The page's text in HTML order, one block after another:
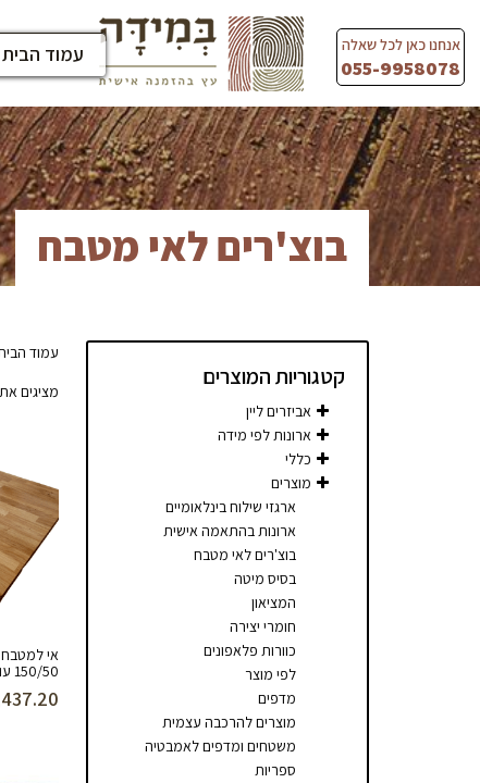
content
אנחנו כאן לכל שאלה
055-9958078
עמוד הבית
בוצ'רים לאי מטבח
קטגוריות המוצרים
אביזרים ליין
ארונות לפי מידה
כללי
מוצרים
ארגזי שילוח בינלאומיים
ארונות בהתאמה אישית
בוצ'רים לאי מטבח
בסיס מיטה
המציאון
חומרי יצירה
כוורות פלאפונים
לפי מוצר
מדפים
מוצרים להרכבה עצמית
משטחים ומדפים לאמבטיה
ספריות
עמוד
מציגים את כל ⁦5⁩
אי למטבח
150/50 עובי 4 ס”מ